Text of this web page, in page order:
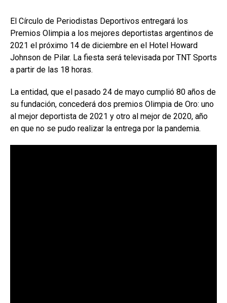
El Círculo de Periodistas Deportivos entregará los
Premios Olimpia a los mejores deportistas argentinos de
2021 el próximo 14 de diciembre en el Hotel Howard
Johnson de Pilar. La fiesta será televisada por TNT Sports
a partir de las 18 horas.
La entidad, que el pasado 24 de mayo cumplió 80 años de
su fundación, concederá dos premios Olimpia de Oro: uno
al mejor deportista de 2021 y otro al mejor de 2020, año
en que no se pudo realizar la entrega por la pandemia.